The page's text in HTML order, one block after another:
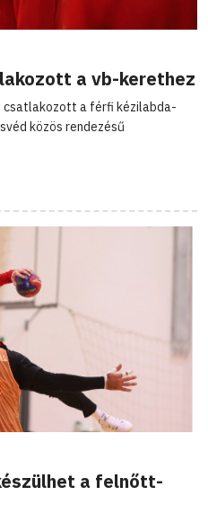
a vb-kerethez
csatlakozott a férfi kézilabda-
közös rendezésű
a felnőtt-